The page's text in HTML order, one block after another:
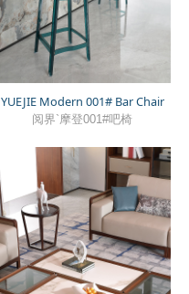
YUEJIE Modern 001# Bar Chair
阅界`摩登001#吧椅